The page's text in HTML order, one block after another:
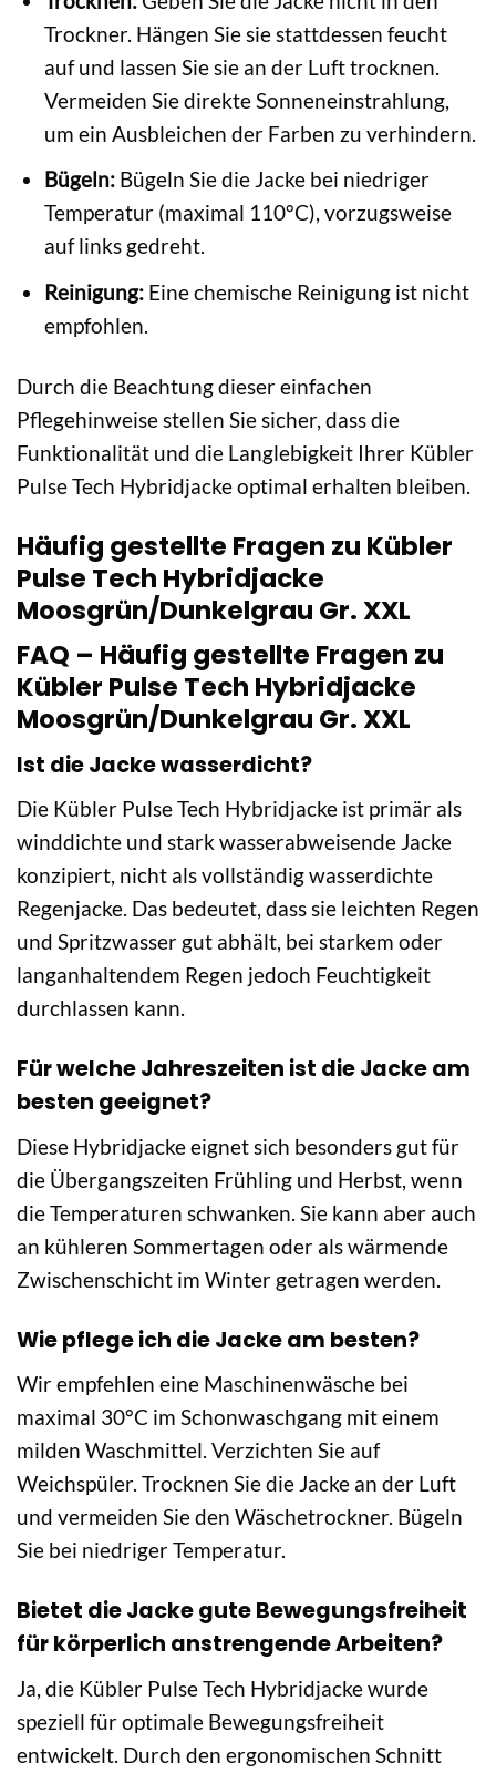
Trockner. Hängen Sie sie stattdessen feucht
auf und lassen Sie sie an der Luft trocknen.
Vermeiden Sie direkte Sonneneinstrahlung,
um ein Ausbleichen der Farben zu verhindern.
Bügeln:Bügeln Sie die Jacke bei niedriger
Temperatur (maximal 110°C), vorzugsweise
auf links gedreht.
Reinigung:Eine chemische Reinigung ist nicht
empfohlen.
Durch die Beachtung dieser einfachen
Pflegehinweise stellen Sie sicher, dass die
Funktionalität und die Langlebigkeit Ihrer Kübler
Pulse Tech Hybridjacke optimal erhalten bleiben.
Häufig gestellte Fragen zu Kübler
Pulse Tech Hybridjacke
Moosgrün/Dunkelgrau Gr. XXL
FAQ – Häufig gestellte Fragen zu
Kübler Pulse Tech Hybridjacke
Moosgrün/Dunkelgrau Gr. XXL
Ist die Jacke wasserdicht?
Die Kübler Pulse Tech Hybridjacke ist primär als
winddichte und stark wasserabweisende Jacke
konzipiert, nicht als vollständig wasserdichte
Regenjacke. Das bedeutet, dass sie leichten Regen
und Spritzwasser gut abhält, bei starkem oder
langanhaltendem Regen jedoch Feuchtigkeit
durchlassen kann.
Für welche Jahreszeiten ist die Jacke am
besten geeignet?
Diese Hybridjacke eignet sich besonders gut für
die Übergangszeiten Frühling und Herbst, wenn
die Temperaturen schwanken. Sie kann aber auch
an kühleren Sommertagen oder als wärmende
Zwischenschicht im Winter getragen werden.
Wie pflege ich die Jacke am besten?
Wir empfehlen eine Maschinenwäsche bei
maximal 30°C im Schonwaschgang mit einem
milden Waschmittel. Verzichten Sie auf
Weichspüler. Trocknen Sie die Jacke an der Luft
und vermeiden Sie den Wäschetrockner. Bügeln
Sie bei niedriger Temperatur.
Bietet die Jacke gute Bewegungsfreiheit
für körperlich anstrengende Arbeiten?
Ja, die Kübler Pulse Tech Hybridjacke wurde
speziell für optimale Bewegungsfreiheit
entwickelt. Durch den ergonomischen Schnitt